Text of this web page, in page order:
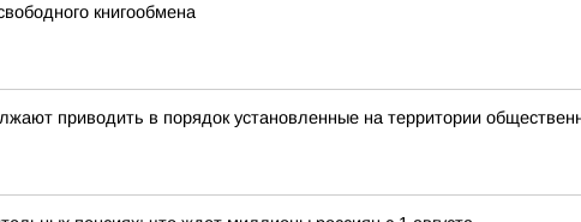
книгообмена
приводить в порядок установленные на территории